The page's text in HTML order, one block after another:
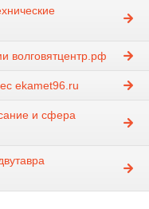
волговятцентр.рф
ekamet96.ru
и сфера